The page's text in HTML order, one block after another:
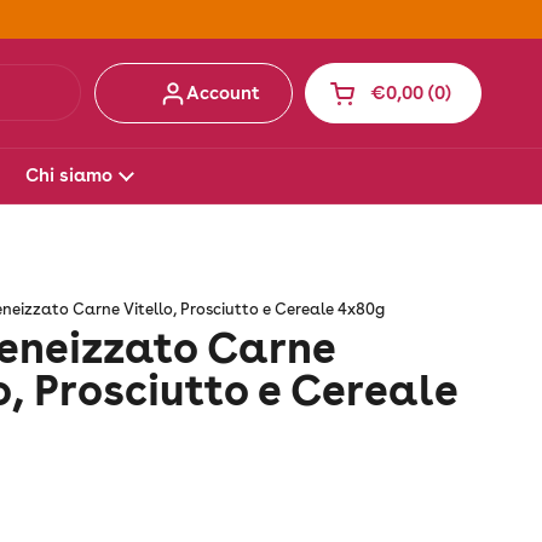
Account Apri carrello
Carrello Totale:
€0,00 0
prodotti nel
Chi siamo
Carne Vitello, Prosciutto e Cereale 4x80g
Carne
Prosciutto e Cereale